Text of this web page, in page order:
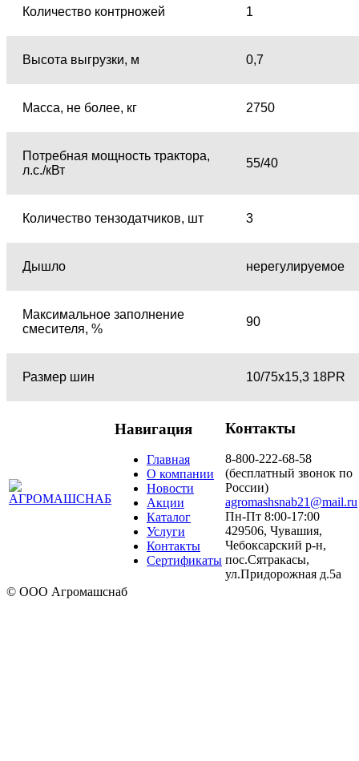
Количество контрножей 1
Высота выгрузки, м 0,7
Масса, не более, кг 2750
Потребная мощность трактора,
л.с./кВт
55/40
Количество тензодатчиков, шт 3
Дышло нерегулируемое
Максимальное заполнение
смесителя, %
90
Размер шин 10/75х15,3 18PR
Навигация
Главная
О компании
Новости
Акции
Каталог
Услуги
Контакты
Сертификаты
Контакты
8-800-222-68-58
(бесплатный звонок по
России)
agromashsnab21@mail.ru
Пн-Пт 8:00-17:00
429506, Чувашия,
Чебоксарский р-н,
пос.Сятракасы,
ул.Придорожная д.5а
© ООО Агромашснаб